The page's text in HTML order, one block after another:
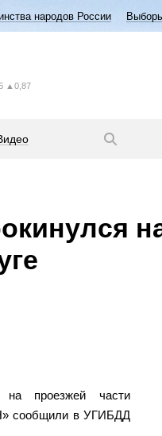
народов России
▲0,87
на проезжей части
сообщили в УГИБДД